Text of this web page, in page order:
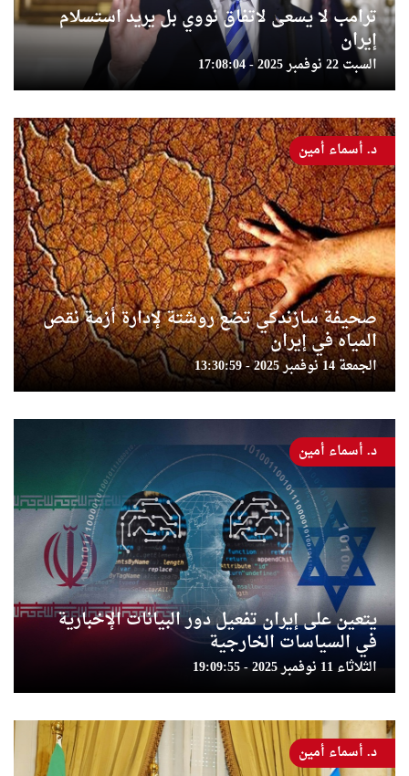
ترامب لا يسعى لاتفاق نووي بل يريد استسلام
إيران
السبت 22 نوفمبر 2025 - 17:08:04
صحيفة سازندكي تضع روشتة لإدارة أزمة نقص
المياه في إيران
الجمعة 14 نوفمبر 2025 - 13:30:59
د. أسماء أمين
يتعين على إيران تفعيل دور البيانات الإخبارية
في السياسات الخارجية
الثلاثاء 11 نوفمبر 2025 - 19:09:55
د. أسماء أمين
د. أسماء أمين